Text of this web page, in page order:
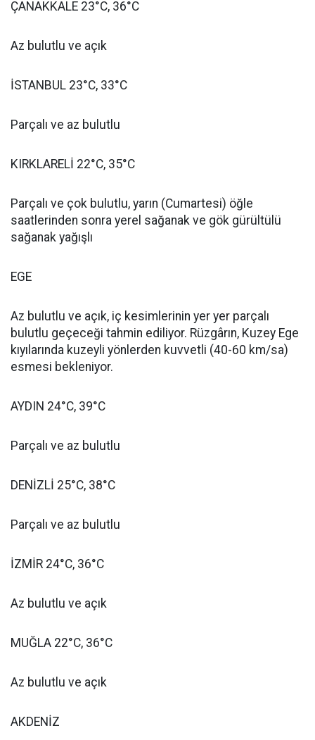
ÇANAKKALE 23°C, 36°C
Az bulutlu ve açık
İSTANBUL 23°C, 33°C
Parçalı ve az bulutlu
KIRKLARELİ 22°C, 35°C
Parçalı ve çok bulutlu, yarın (Cumartesi) öğle
saatlerinden sonra yerel sağanak ve gök gürültülü
sağanak yağışlı
EGE
Az bulutlu ve açık, iç kesimlerinin yer yer parçalı
bulutlu geçeceği tahmin ediliyor. Rüzgârın, Kuzey Ege
kıyılarında kuzeyli yönlerden kuvvetli (40-60 km/sa)
esmesi bekleniyor.
AYDIN 24°C, 39°C
Parçalı ve az bulutlu
DENİZLİ 25°C, 38°C
Parçalı ve az bulutlu
İZMİR 24°C, 36°C
Az bulutlu ve açık
MUĞLA 22°C, 36°C
Az bulutlu ve açık
AKDENİZ